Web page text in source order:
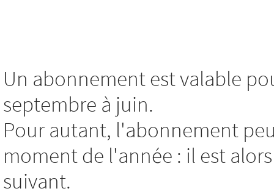
Un abonnement est valable
septembre à juin.
Pour autant, l'abonnement
moment de l'année : il est
suivant.